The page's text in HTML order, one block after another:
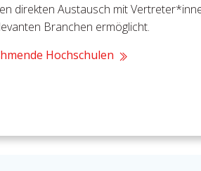
direkten Austausch mit
Branchen ermöglicht.
Hochschulen